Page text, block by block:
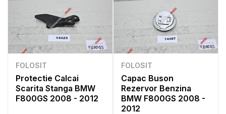
FOLOSIT
Protectie Calcai
Scarita Stanga BMW
F800GS 2008 - 2012
FOLOSIT
Capac Buson
Rezervor Benzina
BMW F800GS 2008 -
2012